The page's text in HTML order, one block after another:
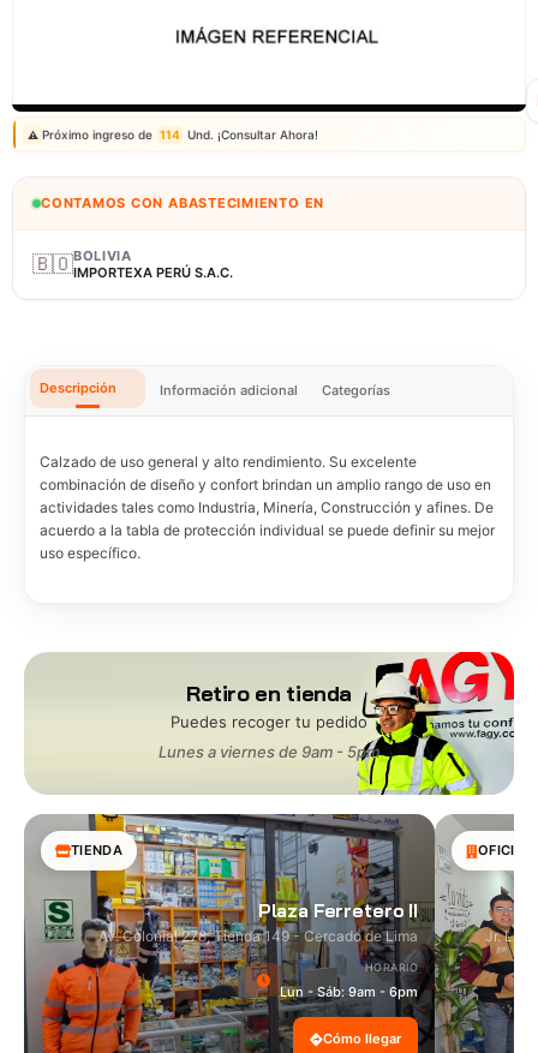
⚠️ Próximo ingreso de 114 Und. ¡Consultar Ahora!
CONTAMOS CON ABASTECIMIENTO EN
🇧🇴BOLIVIA
IMPORTEXA PERÚ S.A.C.
Descripción Información adicional Categorías
Calzado de uso general y alto rendimiento. Su excelente
combinación de diseño y confort brindan un amplio rango de uso en
actividades tales como Industria, Minería, Construcción y afines. De
acuerdo a la tabla de protección individual se puede definir su mejor
uso específico.
Retiro en tienda
Puedes recoger tu pedido
Lunes a viernes de 9am - 5pm
TIENDA
Plaza Ferretero II
Av. Colonial 278, Tienda 149 - Cercado de Lima
HORARIO
Lun - Sáb: 9am - 6pm
Cómo llegar
OFICINA
Jr. Las